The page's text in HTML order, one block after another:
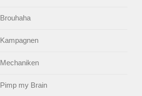
Brouhaha
Kampagnen
Mechaniken
Pimp my Brain